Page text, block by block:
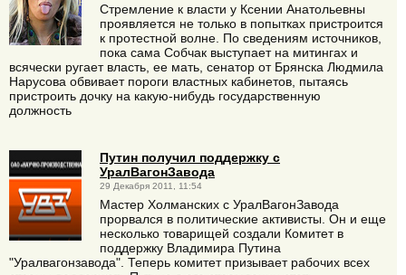
Стремление к власти у Ксении Анатольевны
проявляется не только в попытках пристроится
к протестной волне. По сведениям источников,
пока сама Собчак выступает на митингах и
всячески ругает власть, ее мать, сенатор от Брянска Людмила
Нарусова обвивает пороги властных кабинетов, пытаясь
пристроить дочку на какую-нибудь государственную
должность
Путин получил поддержку с
УралВагонЗавода
29 Декабря 2011, 11:54
Мастер Холманских с УралВагонЗавода
прорвался в политические активисты. Он и еще
несколько товарищей создали Комитет в
поддержку Владимира Путина
"Уралвагонзавода". Теперь комитет призывает рабочих всех